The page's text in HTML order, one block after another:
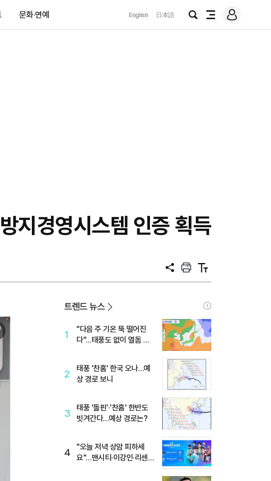
문화·연예 English 日本語
검
전
메
그
지경영시스템 인증 획득
공
프
트
텍
트
트렌드 뉴스
1
"다음 주 기온 뚝 떨어진
다"…태풍도 없이 열돔 박
2
태풍 '찬홈' 한국 오나…예
상 경로 보니
3
태풍 '돌핀'·'찬홈' 한반도
빗겨간다…예상 경로는?
4
"오늘 저녁 상암 피하세
요"…맨시티·이강인·리센느